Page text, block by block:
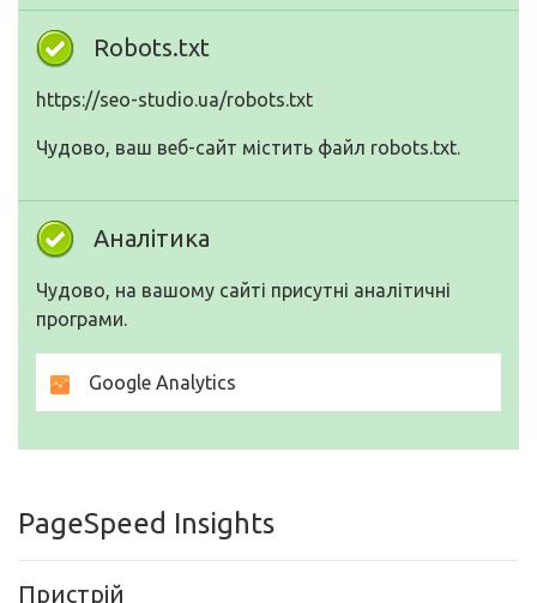
Robots.txt
https://seo-studio.ua/robots.txt
Чудово, ваш веб-сайт містить файл robots.txt.
Аналітика
Чудово, на вашому сайті присутні аналітичні
програми.
Google Analytics
PageSpeed Insights
Пристрій